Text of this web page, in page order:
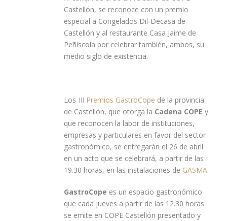
Castellón, se reconoce con un premio
especial a Congelados Dil-Decasa de
Castellón y al restaurante Casa Jaime de
Peñíscola por celebrar también, ambos, su
medio siglo de existencia.
Los III Premios GastroCope de la provincia
de Castellón, que otorga la Cadena COPE y
que reconocen la labor de instituciones,
empresas y particulares en favor del sector
gastronómico, se entregarán el 26 de abril
en un acto que se celebrará, a partir de las
19.30 horas, en las instalaciones de GASMA.
GastroCope es un espacio gastronómico
que cada jueves a partir de las 12.30 horas
se emite en COPE Castellón presentado y